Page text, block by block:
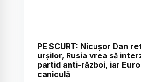
PE SCURT: Nicușor Dan
urșilor, Rusia vrea să
partid anti-război, iar
caniculă